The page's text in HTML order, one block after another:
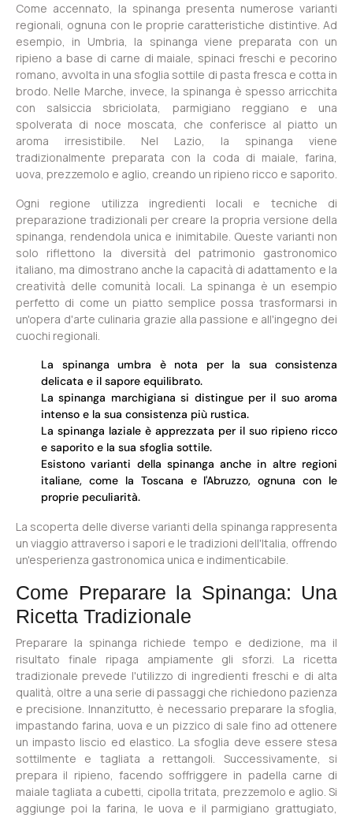
Come accennato, la spinanga presenta numerose varianti
regionali, ognuna con le proprie caratteristiche distintive. Ad
esempio, in Umbria, la spinanga viene preparata con un
ripieno a base di carne di maiale, spinaci freschi e pecorino
romano, avvolta in una sfoglia sottile di pasta fresca e cotta in
brodo. Nelle Marche, invece, la spinanga è spesso arricchita
con salsiccia sbriciolata, parmigiano reggiano e una
spolverata di noce moscata, che conferisce al piatto un
aroma irresistibile. Nel Lazio, la spinanga viene
tradizionalmente preparata con la coda di maiale, farina,
uova, prezzemolo e aglio, creando un ripieno ricco e saporito.
Ogni regione utilizza ingredienti locali e tecniche di
preparazione tradizionali per creare la propria versione della
spinanga, rendendola unica e inimitabile. Queste varianti non
solo riflettono la diversità del patrimonio gastronomico
italiano, ma dimostrano anche la capacità di adattamento e la
creatività delle comunità locali. La spinanga è un esempio
perfetto di come un piatto semplice possa trasformarsi in
un'opera d'arte culinaria grazie alla passione e all'ingegno dei
cuochi regionali.
La spinanga umbra è nota per la sua consistenza
delicata e il sapore equilibrato.
La spinanga marchigiana si distingue per il suo aroma
intenso e la sua consistenza più rustica.
La spinanga laziale è apprezzata per il suo ripieno ricco
e saporito e la sua sfoglia sottile.
Esistono varianti della spinanga anche in altre regioni
italiane, come la Toscana e l'Abruzzo, ognuna con le
proprie peculiarità.
La scoperta delle diverse varianti della spinanga rappresenta
un viaggio attraverso i sapori e le tradizioni dell'Italia, offrendo
un'esperienza gastronomica unica e indimenticabile.
Come Preparare la Spinanga: Una
Ricetta Tradizionale
Preparare la spinanga richiede tempo e dedizione, ma il
risultato finale ripaga ampiamente gli sforzi. La ricetta
tradizionale prevede l'utilizzo di ingredienti freschi e di alta
qualità, oltre a una serie di passaggi che richiedono pazienza
e precisione. Innanzitutto, è necessario preparare la sfoglia,
impastando farina, uova e un pizzico di sale fino ad ottenere
un impasto liscio ed elastico. La sfoglia deve essere stesa
sottilmente e tagliata a rettangoli. Successivamente, si
prepara il ripieno, facendo soffriggere in padella carne di
maiale tagliata a cubetti, cipolla tritata, prezzemolo e aglio. Si
aggiunge poi la farina, le uova e il parmigiano grattugiato,